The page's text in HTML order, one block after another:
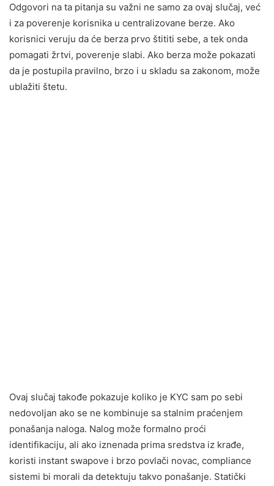
Odgovori na ta pitanja su važni ne samo za ovaj slučaj, već
i za poverenje korisnika u centralizovane berze. Ako
korisnici veruju da će berza prvo štititi sebe, a tek onda
pomagati žrtvi, poverenje slabi. Ako berza može pokazati
da je postupila pravilno, brzo i u skladu sa zakonom, može
ublažiti štetu.
Ovaj slučaj takođe pokazuje koliko je KYC sam po sebi
nedovoljan ako se ne kombinuje sa stalnim praćenjem
ponašanja naloga. Nalog može formalno proći
identifikaciju, ali ako iznenada prima sredstva iz krađe,
koristi instant swapove i brzo povlači novac, compliance
sistemi bi morali da detektuju takvo ponašanje. Statički